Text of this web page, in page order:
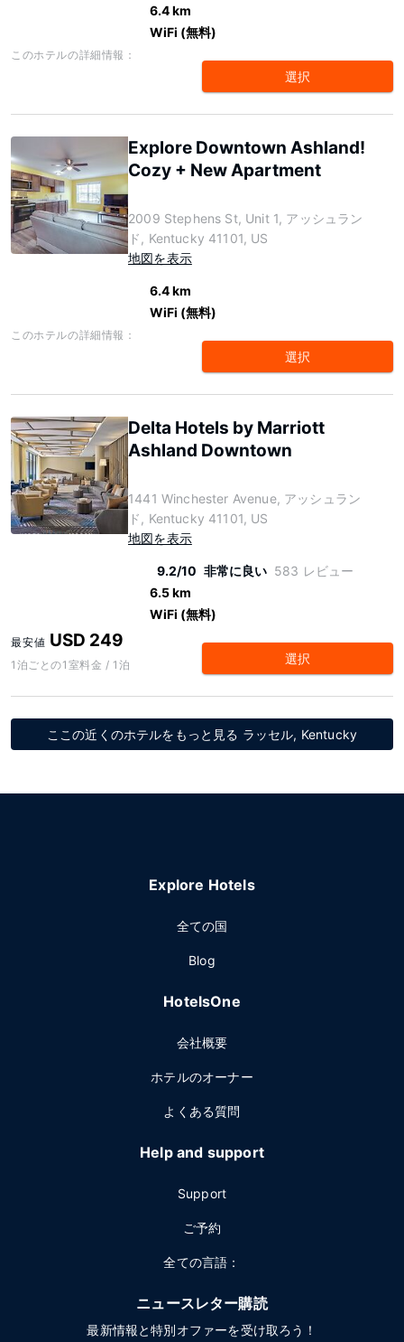
6.4 km
WiFi (無料)
このホテルの詳細情報：
選択
Explore Downtown Ashland!
Cozy + New Apartment
2009 Stephens St, Unit 1, アッシュラン
ド, Kentucky 41101, US
地図を表示
6.4 km
WiFi (無料)
このホテルの詳細情報：
選択
Delta Hotels by Marriott
Ashland Downtown
1441 Winchester Avenue, アッシュラン
ド, Kentucky 41101, US
地図を表示
9.2/10 非常に良い 583 レビュー
6.5 km
WiFi (無料)
最安値 USD 249
1泊ごとの1室料金 / 1泊 選択
ここの近くのホテルをもっと見る ラッセル, Kentucky
Explore Hotels
全ての国
Blog
HotelsOne
会社概要
ホテルのオーナー
よくある質問
Help and support
Support
ご予約
全ての言語：
ニュースレター購読
最新情報と特別オファーを受け取ろう！